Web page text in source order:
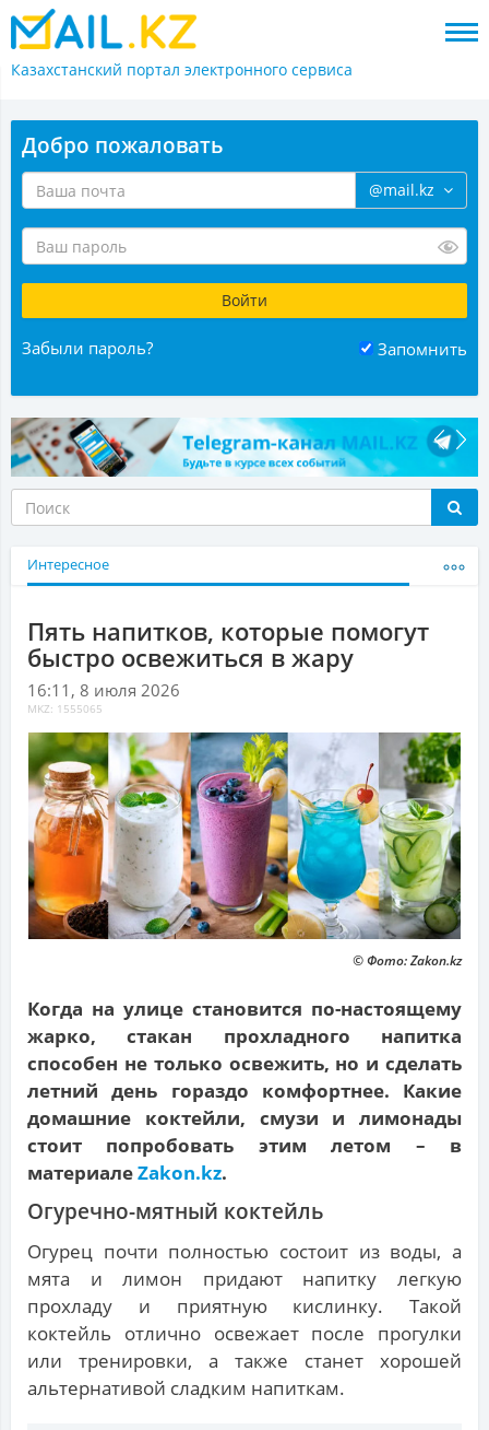
Казахстанский портал электронного сервиса
Добро пожаловать
@mail.kz
Забыли пароль? Запомнить
Интересное
Пять напитков, которые помогут
быстро освежиться в жару
16:11, 8 июля 2026
MKZ: 1555065
© Фото: Zakon.kz
Когда на улице становится по-настоящему
жарко, стакан прохладного напитка
способен не только освежить, но и сделать
летний день гораздо комфортнее. Какие
домашние коктейли, смузи и лимонады
стоит попробовать этим летом – в
материалеZakon.kz.
Огуречно-мятный коктейль
Огурец почти полностью состоит из воды, а
мята и лимон придают напитку легкую
прохладу и приятную кислинку. Такой
коктейль отлично освежает после прогулки
или тренировки, а также станет хорошей
альтернативой сладким напиткам.